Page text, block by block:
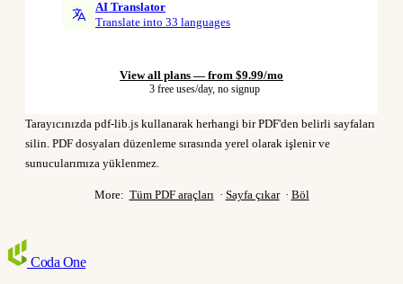
AI Translator
Translate into 33 languages
View all plans — from $9.99/mo
3 free uses/day, no signup
Tarayıcınızda pdf-lib.js kullanarak herhangi bir PDF'den belirli sayfaları
silin. PDF dosyaları düzenleme sırasında yerel olarak işlenir ve
sunucularımıza yüklenmez.
More: Tüm PDF araçları· Sayfa çıkar· Böl
Coda One